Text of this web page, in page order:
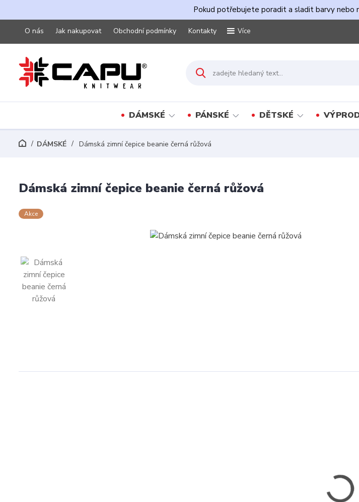
Pokud potřebujete poradit a sladit barvy nebo
O nás Jak nakupovat Obchodní podmínky Kontakty Více
DÁMSKÉ PÁNSKÉ DĚTSKÉ
DÁMSKÉ Dámská zimní čepice beanie černá růžová
Dámská zimní čepice beanie černá růžová
Akce